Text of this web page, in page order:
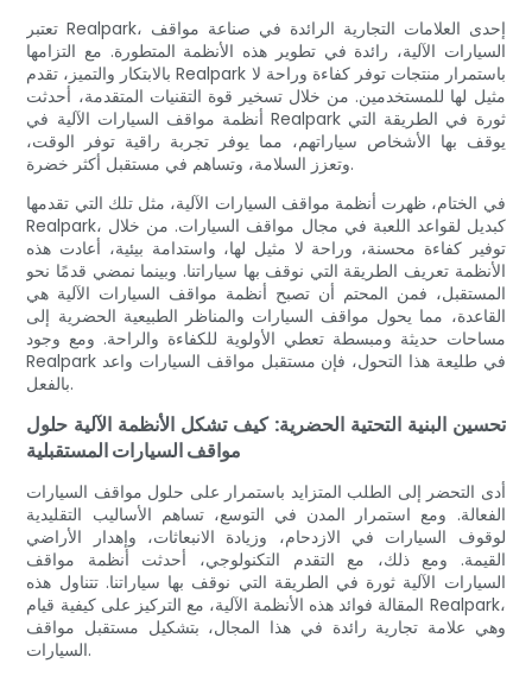
تعتبر Realpark، إحدى العلامات التجارية الرائدة في صناعة مواقف
السيارات الآلية، رائدة في تطوير هذه الأنظمة المتطورة. مع التزامها
بالابتكار والتميز، تقدم Realpark باستمرار منتجات توفر كفاءة وراحة لا
مثيل لها للمستخدمين. من خلال تسخير قوة التقنيات المتقدمة، أحدثت
أنظمة مواقف السيارات الآلية في Realpark ثورة في الطريقة التي
يوقف بها الأشخاص سياراتهم، مما يوفر تجربة راقية توفر الوقت،
وتعزز السلامة، وتساهم في مستقبل أكثر خضرة.
في الختام، ظهرت أنظمة مواقف السيارات الآلية، مثل تلك التي تقدمها
Realpark، كبديل لقواعد اللعبة في مجال مواقف السيارات. من خلال
توفير كفاءة محسنة، وراحة لا مثيل لها، واستدامة بيئية، أعادت هذه
الأنظمة تعريف الطريقة التي نوقف بها سياراتنا. وبينما نمضي قدمًا نحو
المستقبل، فمن المحتم أن تصبح أنظمة مواقف السيارات الآلية هي
القاعدة، مما يحول مواقف السيارات والمناظر الطبيعية الحضرية إلى
مساحات حديثة ومبسطة تعطي الأولوية للكفاءة والراحة. ومع وجود
Realpark في طليعة هذا التحول، فإن مستقبل مواقف السيارات واعد
بالفعل.
تحسين البنية التحتية الحضرية: كيف تشكل الأنظمة الآلية حلول
مواقف السيارات المستقبلية
أدى التحضر إلى الطلب المتزايد باستمرار على حلول مواقف السيارات
الفعالة. ومع استمرار المدن في التوسع، تساهم الأساليب التقليدية
لوقوف السيارات في الازدحام، وزيادة الانبعاثات، وإهدار الأراضي
القيمة. ومع ذلك، مع التقدم التكنولوجي، أحدثت أنظمة مواقف
السيارات الآلية ثورة في الطريقة التي نوقف بها سياراتنا. تتناول هذه
المقالة فوائد هذه الأنظمة الآلية، مع التركيز على كيفية قيام Realpark،
وهي علامة تجارية رائدة في هذا المجال، بتشكيل مستقبل مواقف
السيارات.